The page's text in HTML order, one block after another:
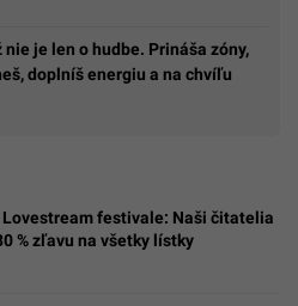
nie je len o hudbe. Prináša zóny,
doplníš energiu a na chvíľu
Lovestream festivale: Naši čitatelia
% zľavu na všetky lístky